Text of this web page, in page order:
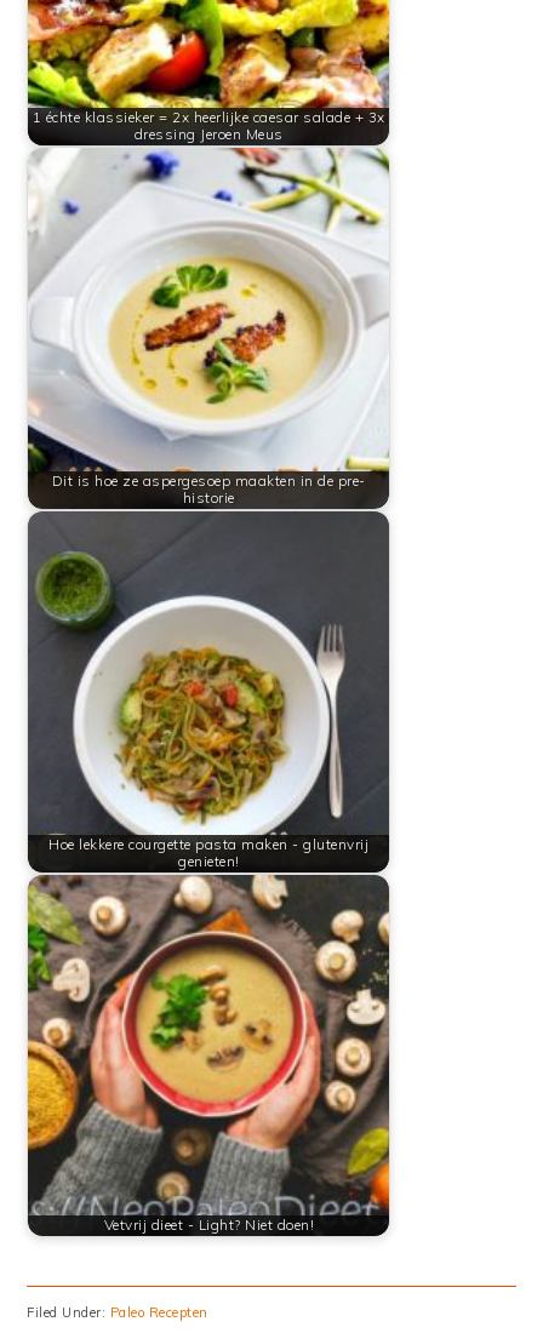
1 échte klassieker = 2x heerlijke caesar salade + 3x
dressing Jeroen Meus
Dit is hoe ze aspergesoep maakten in de pre-
historie
Hoe lekkere courgette pasta maken - glutenvrij
genieten!
Vetvrij dieet - Light? Niet doen!
Filed Under: Paleo Recepten